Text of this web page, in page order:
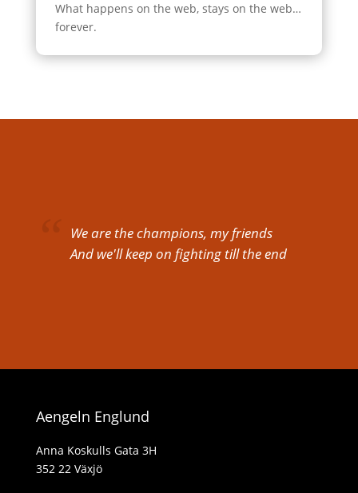
What happens on the web, stays on the web…
forever.
We are the champions, my friends
And we'll keep on fighting till the end
Aengeln Englund
Anna Koskulls Gata 3H
352 22 Växjö